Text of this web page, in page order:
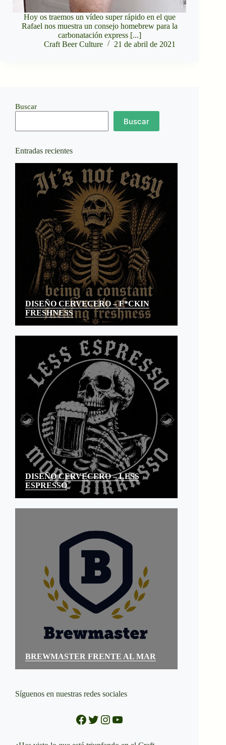
Hoy os traemos un vídeo super rápido en el que
Rafael nos muestra un consejo homebrew para la
carbonatación express [...]
Craft Beer Culture
21 de abril de 2021
Buscar
Buscar
Entradas recientes
DISEÑO CERVECERO – F*CKIN
FRESHNESS
DISEÑO CERVECERO – LESS
ESPRESSO
BREWMASTER FRENTE AL MAR
Síguenos en nuestras redes sociales
Facebook
Twitter
Instagram
YouTube